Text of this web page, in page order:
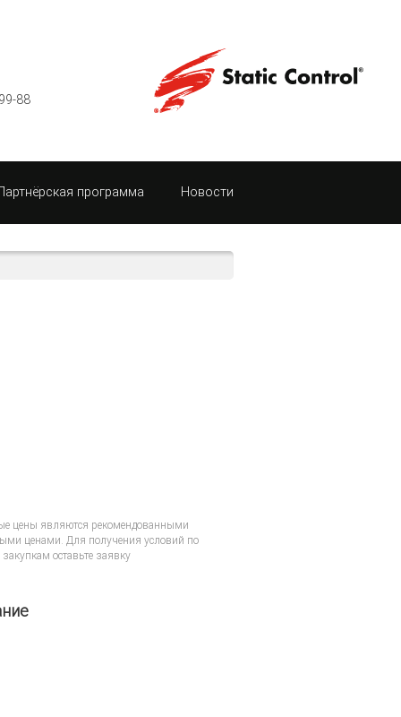
88
программа Новости
цены являются рекомендованными
ценами. Для получения условий по
оставьте заявку